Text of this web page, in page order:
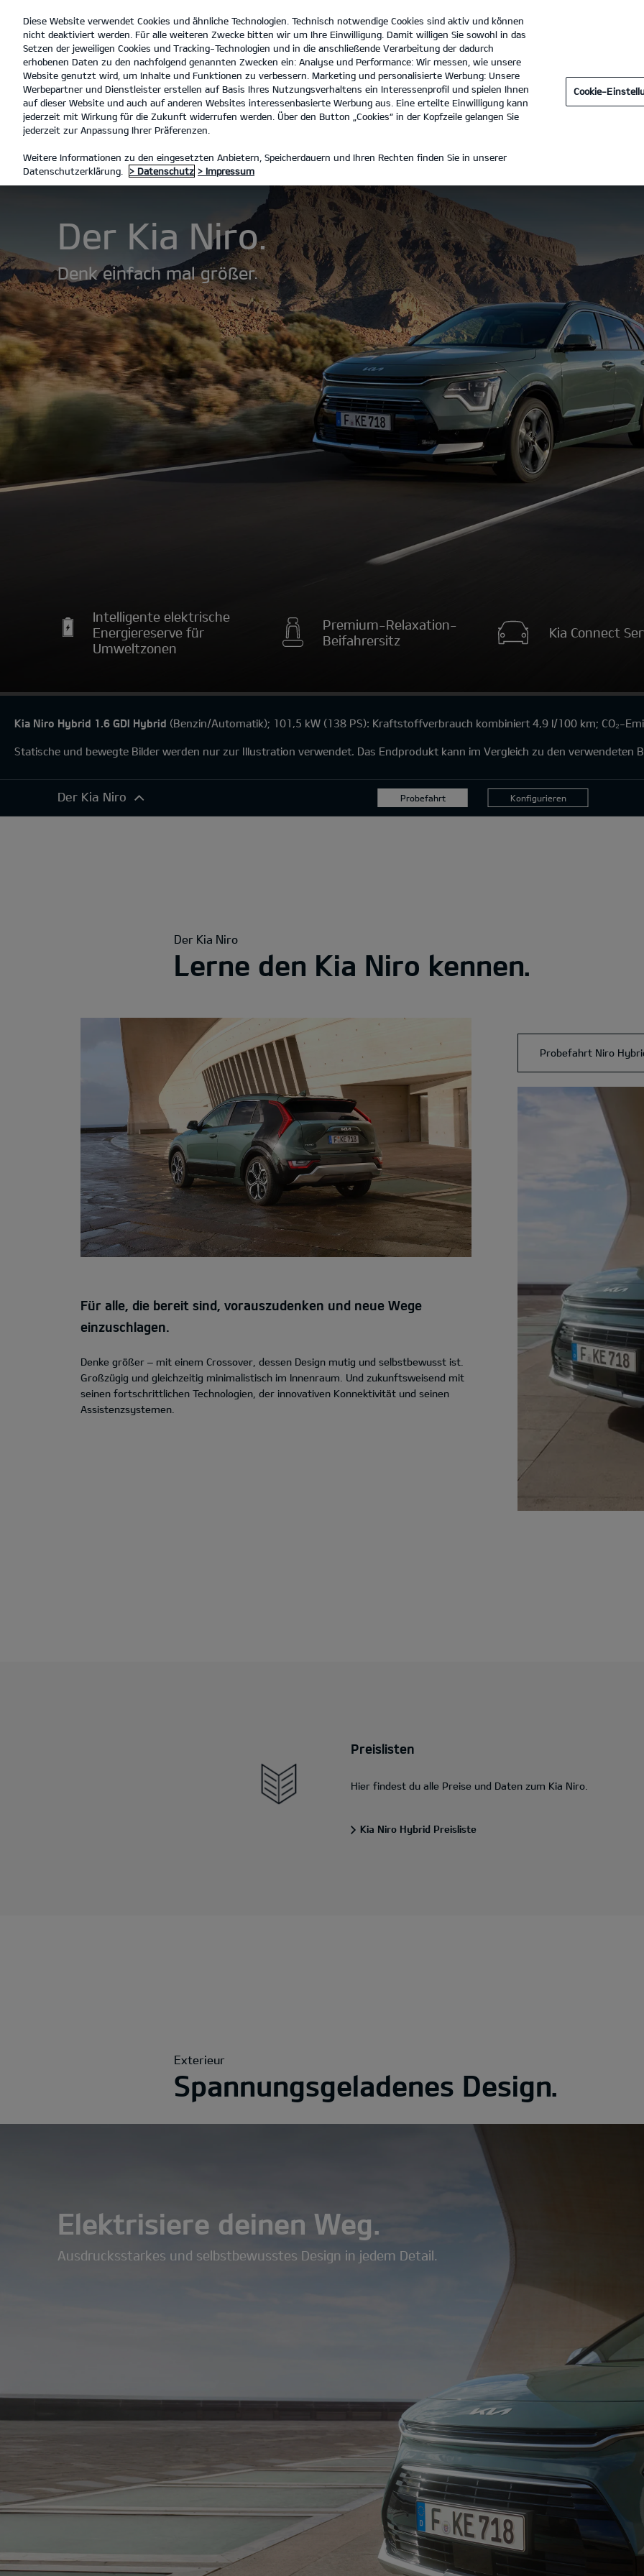
open
menu
Petrick KG Automobil- und Motorradvertrieb
Entdecken Technische Daten Galerie Preisliste
MODELLE
Der Kia Niro.
Denk einfach mal größer.
Intelligente elektrische
Energiereserve für
Umweltzonen
Premium-Relaxation-
Beifahrersitz
Kia Connect
Kia Niro Hybrid 1.6 GDI Hybrid (Benzin/Automatik); 101,5 kW (138 PS): Kraftstoffverbrauch kombiniert 4,9 l/100 km; CO₂-
Statische und bewegte Bilder werden nur zur Illustration verwendet. Das Endprodukt kann im Vergleich zu den verwendeten
Der Kia Niro Probefahrt Konfigurieren
Der Kia Niro
Lerne den Kia Niro kennen.
Für alle, die bereit sind, vorauszudenken und neue Wege
einzuschlagen.
Denke größer – mit einem Crossover, dessen Design mutig und selbstbewusst ist.
Großzügig und gleichzeitig minimalistisch im Innenraum. Und zukunftsweisend mit
seinen fortschrittlichen Technologien, der innovativen Konnektivität und seinen
Assistenzsystemen.
Probefahrt Niro
Preislisten
Hier findest du alle Preise und Daten zum Kia Niro.
Kia Niro Hybrid Preisliste
Exterieur
Spannungsgeladenes Design.
Elektrisiere deinen Weg.
Ausdrucksstarkes und selbstbewusstes Design in jedem Detail.
Diese Website verwendet Cookies und ähnliche Technologien. Technisch notwendige Cookies sind aktiv und können
nicht deaktiviert werden. Für alle weiteren Zwecke bitten wir um Ihre Einwilligung. Damit willigen Sie sowohl in das
Setzen der jeweiligen Cookies und Tracking-Technologien und in die anschließende Verarbeitung der dadurch
erhobenen Daten zu den nachfolgend genannten Zwecken ein: Analyse und Performance: Wir messen, wie unsere
Website genutzt wird, um Inhalte und Funktionen zu verbessern. Marketing und personalisierte Werbung: Unsere
Werbepartner und Dienstleister erstellen auf Basis Ihres Nutzungsverhaltens ein Interessenprofil und spielen Ihnen
auf dieser Website und auch auf anderen Websites interessenbasierte Werbung aus. Eine erteilte Einwilligung kann
jederzeit mit Wirkung für die Zukunft widerrufen werden. Über den Button „Cookies“ in der Kopfzeile gelangen Sie
jederzeit zur Anpassung Ihrer Präferenzen.
Weitere Informationen zu den eingesetzten Anbietern, Speicherdauern und Ihren Rechten finden Sie in unserer
Datenschutzerklärung.
> Datenschutz > Impressum
Cookie-